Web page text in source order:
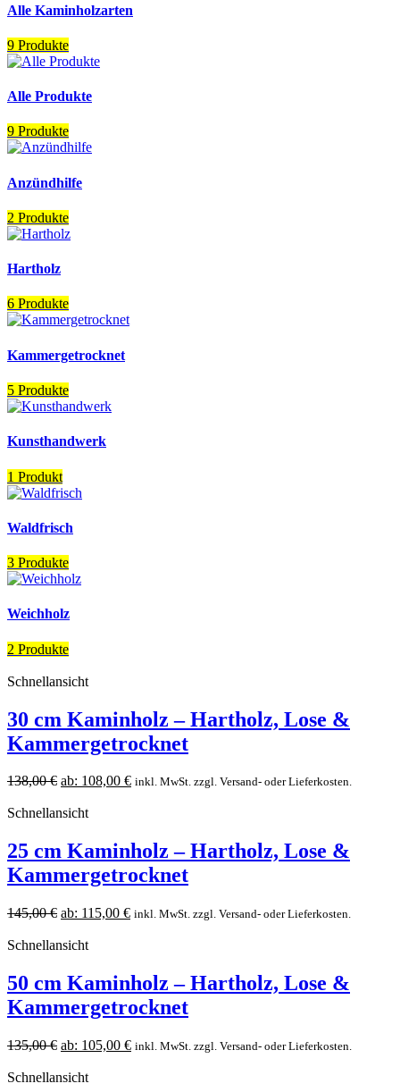
Alle Kaminholzarten
9 Produkte
Alle Produkte
9 Produkte
Anzündhilfe
2 Produkte
Hartholz
6 Produkte
Kammergetrocknet
5 Produkte
Kunsthandwerk
1 Produkt
Waldfrisch
3 Produkte
Weichholz
2 Produkte
Schnellansicht
30 cm Kaminholz – Hartholz, Lose &
Kammergetrocknet
138,00€ ab: 108,00 € inkl. MwSt. zzgl. Versand- oder Lieferkosten.
Schnellansicht
25 cm Kaminholz – Hartholz, Lose &
Kammergetrocknet
145,00€ ab: 115,00 € inkl. MwSt. zzgl. Versand- oder Lieferkosten.
Schnellansicht
50 cm Kaminholz – Hartholz, Lose &
Kammergetrocknet
135,00€ ab: 105,00 € inkl. MwSt. zzgl. Versand- oder Lieferkosten.
Schnellansicht